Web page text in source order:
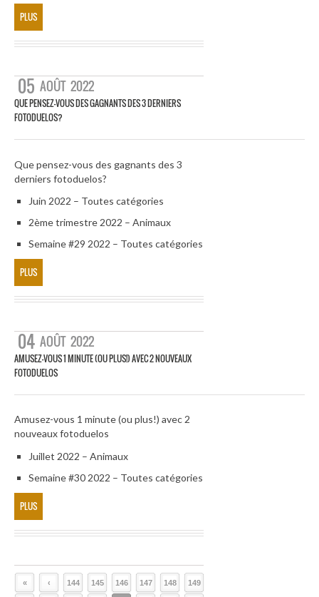
PLUS
05 AOÛT 2022
QUE PENSEZ-VOUS DES GAGNANTS DES 3 DERNIERS
FOTODUELOS?
Que pensez-vous des gagnants des 3
derniers fotoduelos?
Juin 2022 – Toutes catégories
2ème trimestre 2022 – Animaux
Semaine #29 2022 – Toutes catégories
PLUS
04 AOÛT 2022
AMUSEZ-VOUS 1 MINUTE (OU PLUS!) AVEC 2 NOUVEAUX
FOTODUELOS
Amusez-vous 1 minute (ou plus!) avec 2
nouveaux fotoduelos
Juillet 2022 – Animaux
Semaine #30 2022 – Toutes catégories
PLUS
« ‹ 144 145 146 147 148 149